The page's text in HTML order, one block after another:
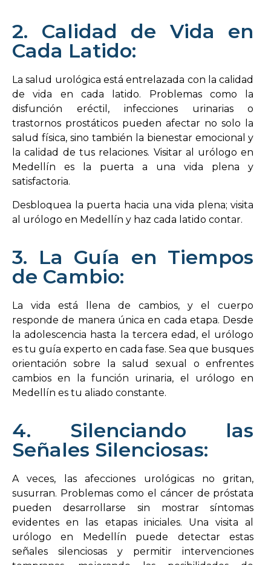
2. Calidad de Vida en
Cada Latido:
La salud urológica está entrelazada con la calidad
de vida en cada latido. Problemas como la
disfunción eréctil, infecciones urinarias o
trastornos prostáticos pueden afectar no solo la
salud física, sino también la bienestar emocional y
la calidad de tus relaciones. Visitar al urólogo en
Medellín es la puerta a una vida plena y
satisfactoria.
Desbloquea la puerta hacia una vida plena; visita
al urólogo en Medellín y haz cada latido contar.
3. La Guía en Tiempos
de Cambio:
La vida está llena de cambios, y el cuerpo
responde de manera única en cada etapa. Desde
la adolescencia hasta la tercera edad, el urólogo
es tu guía experto en cada fase. Sea que busques
orientación sobre la salud sexual o enfrentes
cambios en la función urinaria, el urólogo en
Medellín es tu aliado constante.
4. Silenciando las
Señales Silenciosas:
A veces, las afecciones urológicas no gritan,
susurran. Problemas como el cáncer de próstata
pueden desarrollarse sin mostrar síntomas
evidentes en las etapas iniciales. Una visita al
urólogo en Medellín puede detectar estas
señales silenciosas y permitir intervenciones